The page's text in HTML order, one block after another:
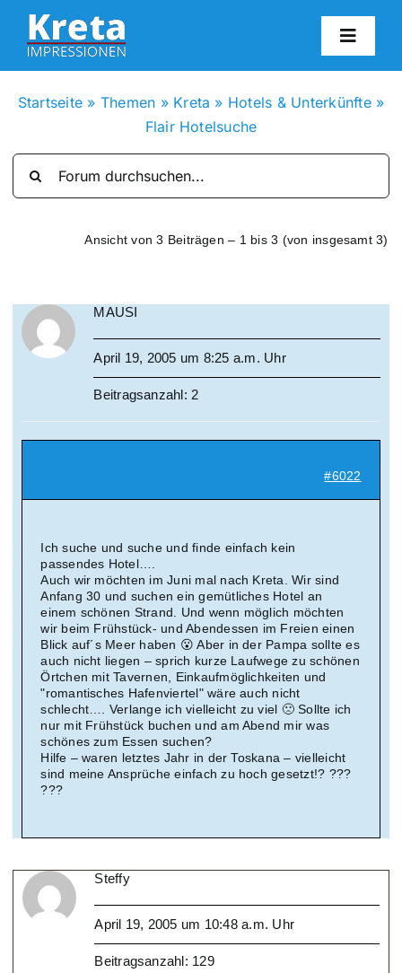
Zum
Inhalt
springen
Suche
Startseite » Themen » Kreta » Hotels & Unterkünfte»
Flair Hotelsuche
Ansicht von 3 Beiträgen – 1 bis 3 (von insgesamt 3)
MAUSI
April 19, 2005 um 8:25 a.m. Uhr
Beitragsanzahl: 2
#6022
Ich suche und suche und finde einfach kein
passendes Hotel….
Auch wir möchten im Juni mal nach Kreta. Wir sind
Anfang 30 und suchen ein gemütliches Hotel an
einem schönen Strand. Und wenn möglich möchten
wir beim Frühstück- und Abendessen im Freien einen
Blick auf´s Meer haben 😮 Aber in der Pampa sollte es
auch nicht liegen – sprich kurze Laufwege zu schönen
Örtchen mit Tavernen, Einkaufmöglichkeiten und
"romantisches Hafenviertel" wäre auch nicht
schlecht…. Verlange ich vielleicht zu viel 🙁 Sollte ich
nur mit Frühstück buchen und am Abend mir was
schönes zum Essen suchen?
Hilfe – waren letztes Jahr in der Toskana – vielleicht
sind meine Ansprüche einfach zu hoch gesetzt!? ???
???
Steffy
April 19, 2005 um 10:48 a.m. Uhr
Beitragsanzahl: 129